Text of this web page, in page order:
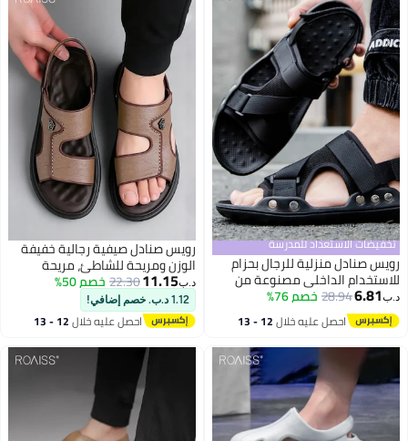
أو شاطئ أو قيادة أسود
تخفيضات الاستعداد للمدرسة
رويس صنادل منزلية للرجال بحزام
للاستخدام الداخلي مصنوعة من
الكتان غير قابلة للانزلاق ومقاومة
للرائحة مع خاصية تدليك القدمين
ونعل محكم، ونعل ناعم مريح، وأصابع
مفتوحة قابلة للتهوية، صنادل
كاجوال باللون الأسود
د.ب‏6.81
28.94خصم 76%
احصل عليه خلال 12 - 13
رويس صنادل صيفية رجالية خفيفة
الوزن ومريحة للشاطئ، مريحة
وجيدة التهوية، ذات نعل سميك
ومتينة ومقاومة للانزلاق، لون بني
د.ب‏11.15
22.30خصم 50%
1.12 د.ب. خصم إضافي!
احصل عليه خلال 12 - 13